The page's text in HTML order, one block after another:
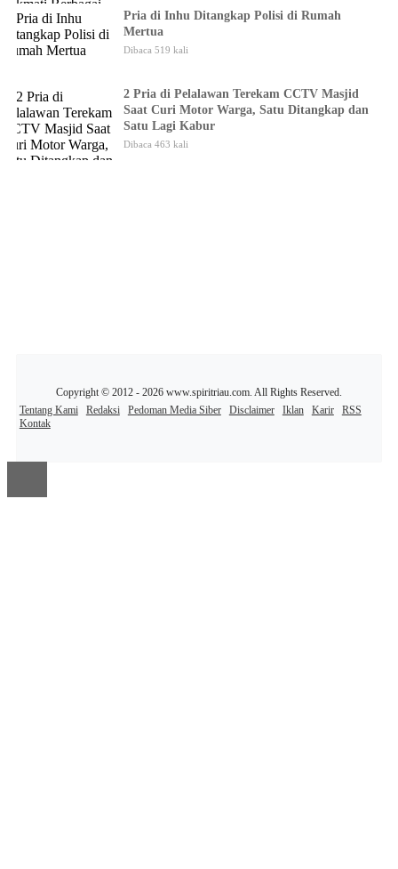
Pria di Inhu Ditangkap Polisi di Rumah
Mertua
Dibaca 519 kali
2 Pria di Pelalawan Terekam CCTV Masjid
Saat Curi Motor Warga, Satu Ditangkap dan
Satu Lagi Kabur
Dibaca 463 kali
Copyright © 2012 - 2026 www.spiritriau.com. All Rights Reserved.
Tentang Kami
Redaksi Pedoman Media Siber Disclaimer Iklan Karir
RSS
Kontak